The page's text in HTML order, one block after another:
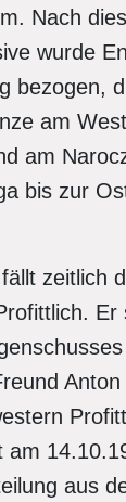
Nach
wurde
bezogen,
am
am
bis zur
zeitlich
Er
Anton
am
aus